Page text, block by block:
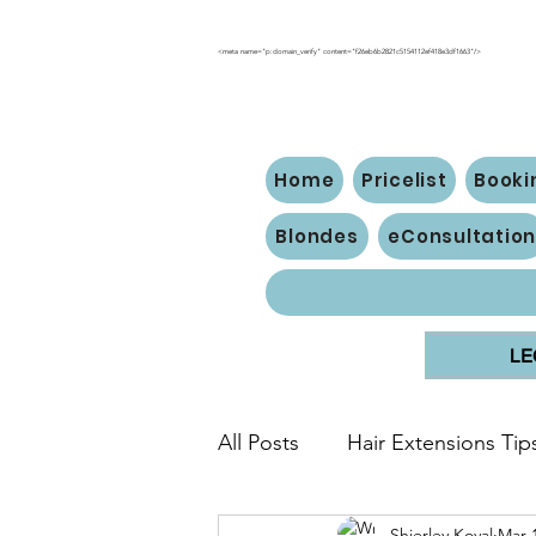
<meta name="p:domain_verify" content="f26eb6b2821c5154112ef418e3df1663"/>
Home Pricelist
Blondes eConsultation
All Posts Hair Extensions